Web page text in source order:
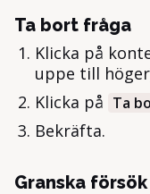
Ta bort fråga
Klicka på
uppe till
Klicka på Ta
Bekräfta.
Granska försök